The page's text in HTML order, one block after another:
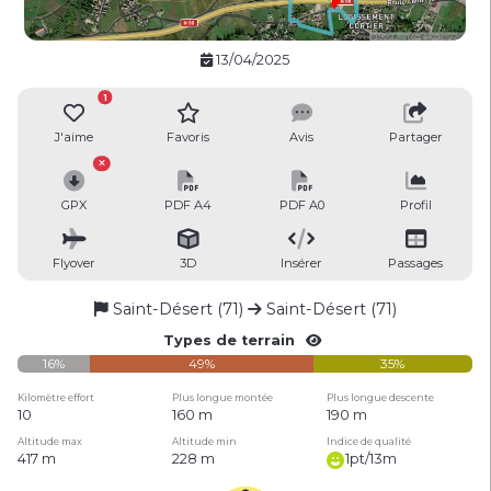
13/04/2025
J'aime
1
Favoris Avis Partager
GPX PDF A4 PDF A0 Profil
Flyover 3D Insérer Passages
Saint-Désert (71) Saint-Désert (71)
Types de terrain
16%
49% 35%
Kilomètre effort Plus longue montée Plus longue descente
10 160 m 190 m
Altitude max Altitude min Indice de qualité
417 m 228 m 1pt/13m